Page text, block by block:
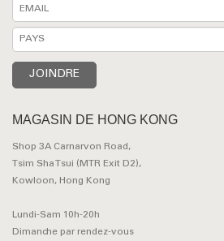
MAGASIN DE HONG KONG
Shop 3A Carnarvon Road,
Tsim Sha Tsui (MTR Exit D2),
Kowloon, Hong Kong
Lundi-Sam 10h-20h
Dimanche par rendez-vous